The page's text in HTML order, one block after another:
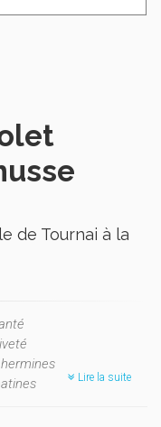
de Tournai à la
Lire la suite